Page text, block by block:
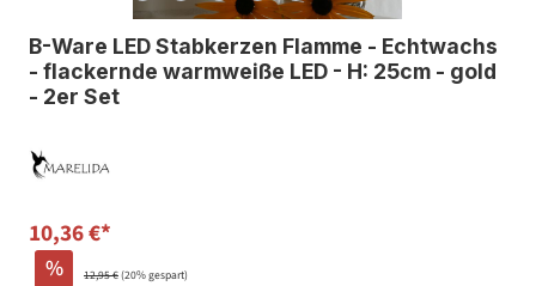
B-Ware LED Stabkerzen Flamme - Echtwachs
- flackernde warmweiße LED - H: 25cm - gold
- 2er Set
10,36 €*
% 12,95 €(20% gespart)